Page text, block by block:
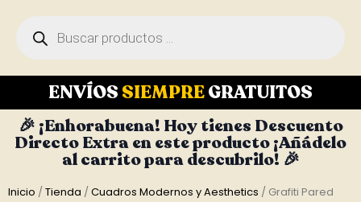
ENVÍOS SIEMPREGRATUITOS
🎉 ¡Enhorabuena! Hoy tienes Descuento
Directo Extra en este producto ¡Añádelo
al carrito para descubrilo! 🎉
Inicio /Tienda /Cuadros Modernos y Aesthetics / Grafiti Pared